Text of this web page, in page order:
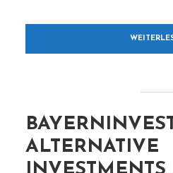
ALTERNATIVE